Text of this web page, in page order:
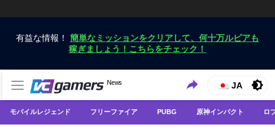
有益な情報！ 簡単なミッションをクリアして、何十万ルピアも
稼ぎましょう！こちらをチェック！
VCGamers ニュース
News
VCGamersだけで最新のゲームニュースを入手
JA
モバイルレジェンド フリーファイア PUBG 原神インパクト ロ